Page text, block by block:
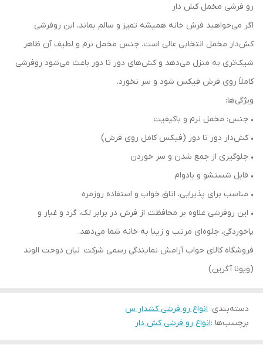
رو فرشی مخمل کش دار
اگر می‌خواهید فرش خانه همیشه تمیز و سالم بماند، این روفرشی
کش‌دار مخمل انتخابی عالی است. جنس مخمل نرم و لطیف آن ظاهر
شیک‌تری به منزل می‌دهد و کش‌های دور تا دور باعث می‌شود روفرشی
کاملاً روی فرش فیکس شود و سر نخورد.
ویژگی‌ها:
• جنس: مخمل نرم و باکیفیت
• کش‌دار دور تا دور (فیکس کامل روی فرش)
• جلوگیری از جمع شدن و سر خوردن
• قابل شستشو و بادوام
• مناسب برای پذیرایی، اتاق خواب و استفاده روزمره
• این روفرشی علاوه بر محافظت از فرش در برابر لک، گرد و غبار و
پاخوردگی، جلوه‌ای مرتب و زیبا به خانه شما می‌دهد.
فروشگاه کالای خواب آرامش نمایندگی رسمی شرکت لیان دوخت الوند
(ویونا آگرین)
دسته‌بندی: انواع رو فرشی کشدار س
برچسب‌ها :انواع رو فرشی کش دار